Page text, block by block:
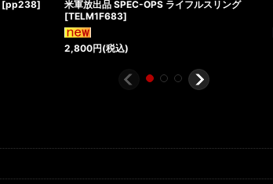
[pp238]
米軍放出品 SPEC-OPS ライフルスリング
[TELM1F683]
2,800円(税込)